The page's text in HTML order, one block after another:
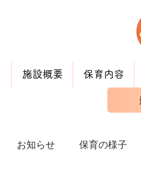
施設概要 保育内容
お知らせ 保育の様子